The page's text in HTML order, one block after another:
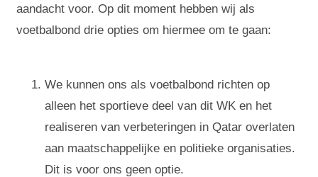
aandacht voor. Op dit moment hebben wij als
voetbalbond drie opties om hiermee om te gaan:
We kunnen ons als voetbalbond richten op
alleen het sportieve deel van dit WK en het
realiseren van verbeteringen in Qatar overlaten
aan maatschappelijke en politieke organisaties.
Dit is voor ons geen optie.